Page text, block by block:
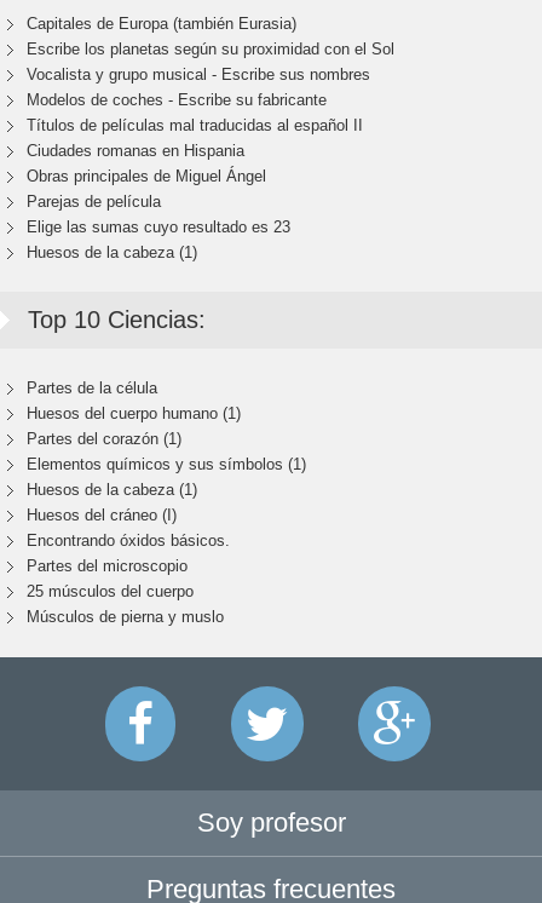
Capitales de Europa (también Eurasia)
Escribe los planetas según su proximidad con el Sol
Vocalista y grupo musical - Escribe sus nombres
Modelos de coches - Escribe su fabricante
Títulos de películas mal traducidas al español II
Ciudades romanas en Hispania
Obras principales de Miguel Ángel
Parejas de película
Elige las sumas cuyo resultado es 23
Huesos de la cabeza (1)
Top 10 Ciencias:
Partes de la célula
Huesos del cuerpo humano (1)
Partes del corazón (1)
Elementos químicos y sus símbolos (1)
Huesos de la cabeza (1)
Huesos del cráneo (I)
Encontrando óxidos básicos.
Partes del microscopio
25 músculos del cuerpo
Músculos de pierna y muslo
Soy profesor
Preguntas frecuentes